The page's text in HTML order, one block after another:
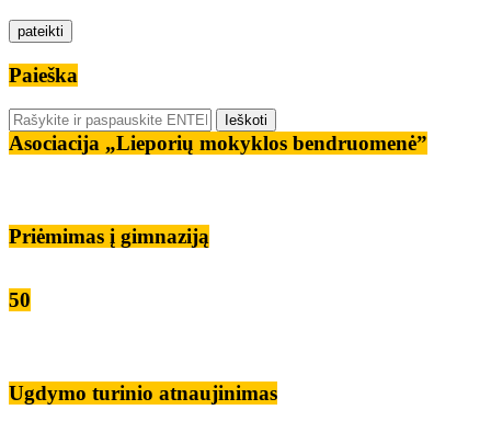
Paieška
Asociacija „Lieporių mokyklos bendruomenė”
Priėmimas į gimnaziją
50
Ugdymo turinio atnaujinimas